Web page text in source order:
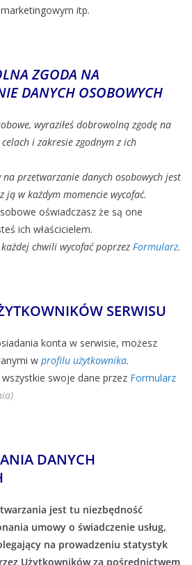
itp.
ZGODA NA
DANYCH OSOBOWYCH
wyraziłeś dobrowolną zgodę na
i zakresie zgodnym z ich
na przetwarzanie danych osobowych jest
ją w każdym momencie wycofać.
oświadczasz że są one
ich właścicielem.
chwili wycofać poprzez Formularz.
SERWISU
konta w serwisie, możesz
w profilu użytkownika.
swoje dane przez Formularz
DANYCH
jest tu niezbędność
umowy o świadczenie usług,
na prowadzeniu statystyk
Użytkowników za pośrednictwem